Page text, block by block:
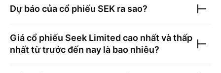
Dự báo của cổ phiếu SEK ra sao?
Giá cổ phiếu Seek Limited cao nhất và thấp
nhất từ trước đến nay là bao nhiêu?